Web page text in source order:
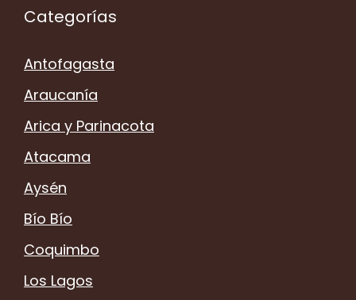
Categorías
Antofagasta
Araucanía
Arica y Parinacota
Atacama
Aysén
Bío Bío
Coquimbo
Los Lagos